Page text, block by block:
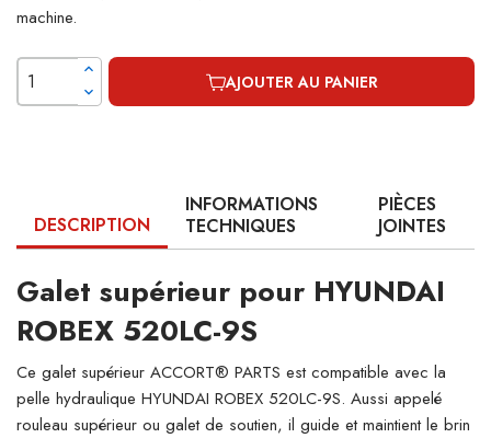
machine.
AJOUTER AU PANIER
DESCRIPTION
INFORMATIONS
TECHNIQUES
PIÈCES
JOINTES
Galet supérieur pour HYUNDAI
ROBEX 520LC-9S
Ce galet supérieur ACCORT® PARTS est compatible avec la
pelle hydraulique HYUNDAI ROBEX 520LC-9S. Aussi appelé
rouleau supérieur ou galet de soutien, il guide et maintient le brin